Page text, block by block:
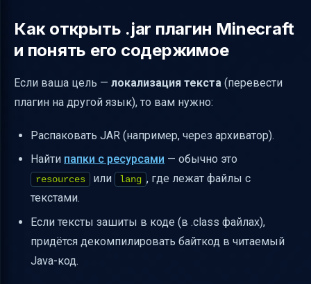
Как открыть .jar плагин Minecraft
и понять его содержимое
Если ваша цель — локализация текста (перевести
плагин на другой язык), то вам нужно:
Распаковать JAR (например, через архиватор).
Найти папки с ресурсами — обычно это
resources или lang , где лежат файлы с
текстами.
Если тексты зашиты в коде (в .class файлах),
придётся декомпилировать байткод в читаемый
Java-код.